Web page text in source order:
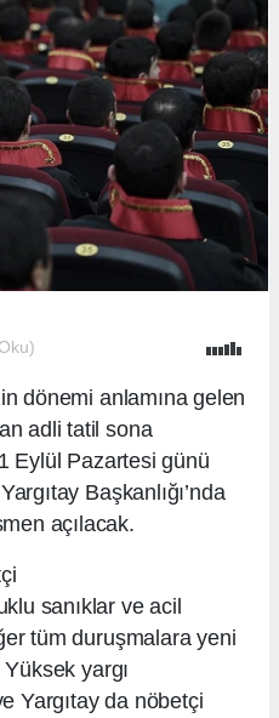
dönemi anlamına gelen
adli tatil sona
Eylül Pazartesi günü
Başkanlığı’nda
açılacak.
sanıklar ve acil
tüm duruşmalara yeni
yargı
Yargıtay da nöbetçi